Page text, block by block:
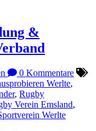
&
0 Kommentare
Werlte,
, Rugby
Verein Emsland,
Werlte